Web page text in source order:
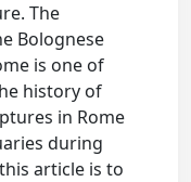
The
Bolognese
is one of
history of
in Rome
during
article is to